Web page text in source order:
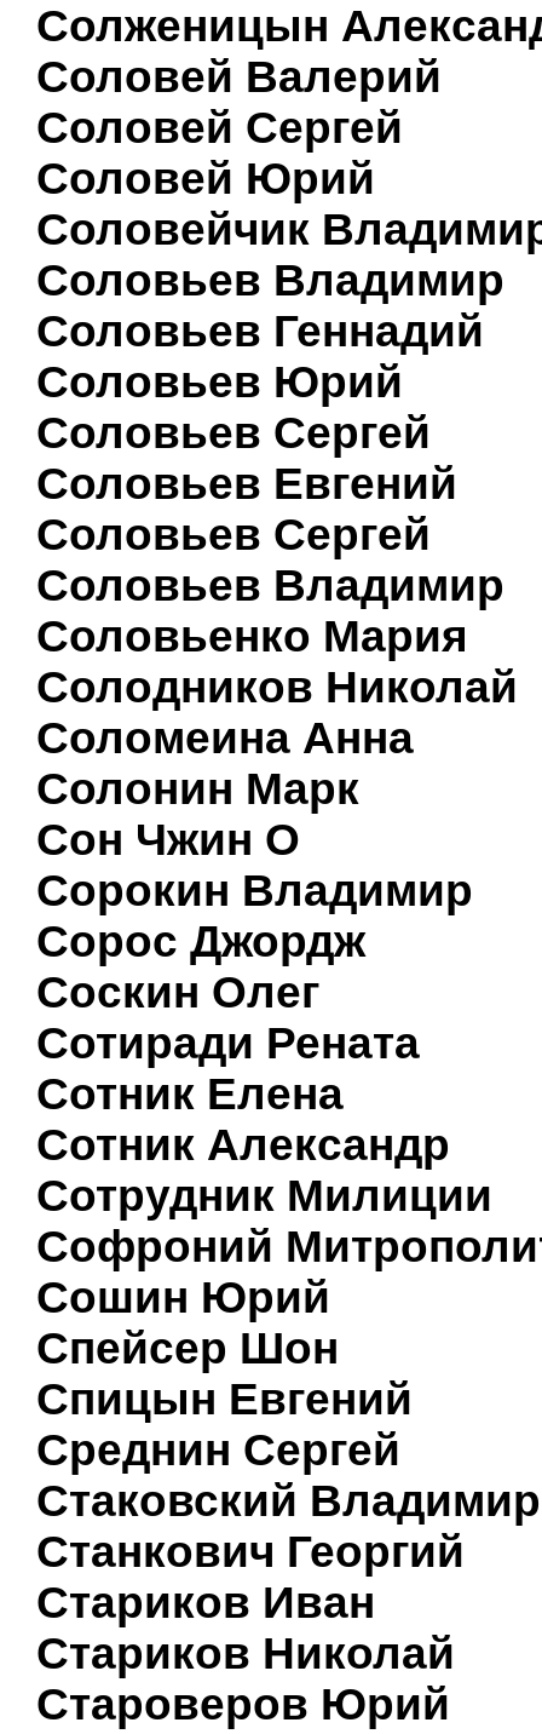
Солженицын
Соловей Валерий
Соловей Сергей
Соловей Юрий
Соловейчик
Соловьев Владимир
Соловьев Геннадий
Соловьев Юрий
Соловьев Сергей
Соловьев Евгений
Соловьев Сергей
Соловьев Владимир
Соловьенко Мария
Солодников Николай
Соломеина Анна
Солонин Марк
Сон Чжин О
Сорокин Владимир
Сорос Джордж
Соскин Олег
Сотиради Рената
Сотник Елена
Сотник Александр
Сотрудник Милиции
Софроний
Сошин Юрий
Спейсер Шон
Спицын Евгений
Среднин Сергей
Стаковский Владимир
Станкович Георгий
Стариков Иван
Стариков Николай
Староверов Юрий